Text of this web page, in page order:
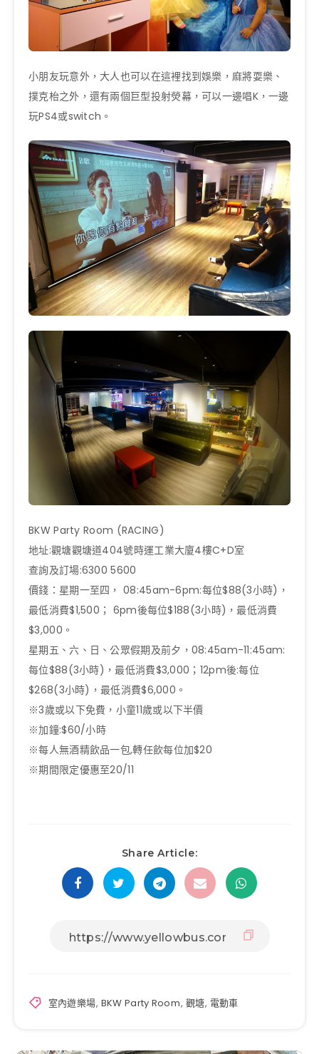
小朋友玩意外，大人也可以在這裡找到娛樂，麻將耍樂、
撲克枱之外，還有兩個巨型投射熒幕，可以一邊唱K，一邊
玩PS4或switch。
BKW Party Room (RACING)
地址:觀塘觀塘道404號時運工業大廈4樓C+D室
查詢及訂場:6300 5600
價錢：星期一至四， 08:45am-6pm:每位$88(3小時)，
最低消費$1,500； 6pm後每位$188(3小時)，最低消費
$3,000。
星期五、六、日、公眾假期及前夕，08:45am-11:45am:
每位$88(3小時)，最低消費$3,000；12pm後:每位
$268(3小時)，最低消費$6,000。
※3歲或以下免費，小童11歲或以下半價
※加鐘:$60/小時
※每人無酒精飲品一包,轉任飲每位加$20
※期間限定優惠至20/11
Share Article:
室內遊樂場, BKW Party Room, 觀塘, 電動車